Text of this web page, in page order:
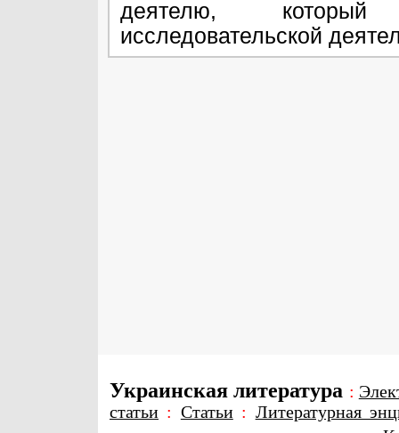
деятелю, который
исследовательской
Украинская литература :
статьи : Статьи: Литературная